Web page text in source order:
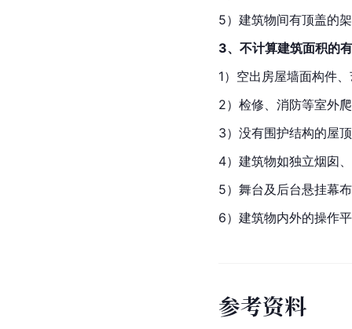
5）建筑物间有顶盖的
3、不计算建筑面积的
1）空出房屋墙面构件
2）检修、消防等室外
3）没有围护结构的屋
4）建筑物如独立烟囱
5）舞台及后台悬挂幕
6）建筑物内外的操作
参考资料